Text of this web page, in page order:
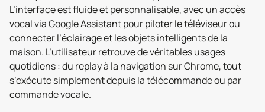
L’interface est fluide et personnalisable, avec un accès
vocal via Google Assistant pour piloter le téléviseur ou
connecter l’éclairage et les objets intelligents de la
maison. L’utilisateur retrouve de véritables usages
quotidiens : du replay à la navigation sur Chrome, tout
s’exécute simplement depuis la télécommande ou par
commande vocale.